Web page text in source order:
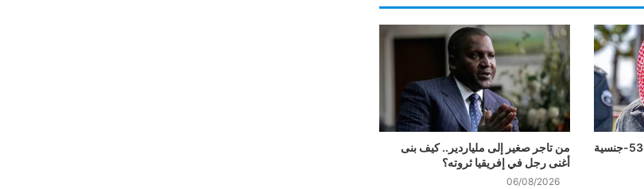
من تاجر صغير إلى ملياردير.. كيف بنى
أغنى رجل في إفريقيا ثروته؟
06/08/2026